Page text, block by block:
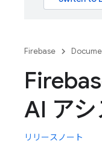
Firebase
AI ア
リリースノート